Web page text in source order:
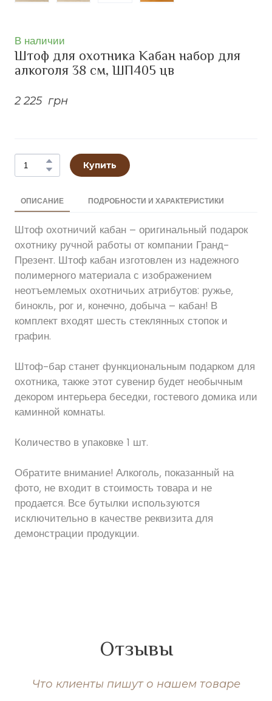
В наличии
Штоф для охотника Кабан набор для
алкоголя 38 см, ШП405 цв
2 225  грн
Купить
ОПИСАНИЕ ПОДРОБНОСТИ И ХАРАКТЕРИСТИКИ
Штоф охотничий кабан – оригинальный подарок
охотнику ручной работы от компании Гранд-
Презент. Штоф кабан изготовлен из надежного
полимерного материала с изображением
неотъемлемых охотничьих атрибутов: ружье,
бинокль, рог и, конечно, добыча – кабан! В
комплект входят шесть стеклянных стопок и
графин.
Штоф-бар станет функциональным подарком для
охотника, также этот сувенир будет необычным
декором интерьера беседки, гостевого домика или
каминной комнаты.
Количество в упаковке 1 шт.
Обратите внимание! Алкоголь, показанный на
фото, не входит в стоимость товара и не
продается. Все бутылки используются
исключительно в качестве реквизита для
демонстрации продукции.
Отзывы
Что клиенты пишут о нашем товаре